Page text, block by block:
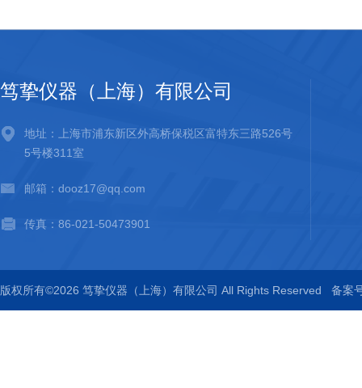
笃挚仪器（上海）有限公司
地址：上海市浦东新区外高桥保税区富特东三路526号
5号楼311室
邮箱：dooz17@qq.com
传真：86-021-50473901
版权所有©2026 笃挚仪器（上海）有限公司 All Rights Reserved 备案